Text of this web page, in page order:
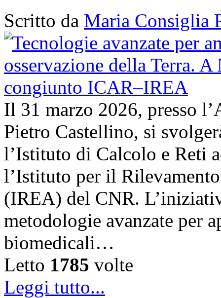
Scritto da Maria Consiglia
Il 31 marzo 2026, presso
Pietro Castellino, si
l’Istituto di Calcolo e Reti
l’Istituto per il
(IREA) del CNR.
metodologie avanzate per
biomedicali…
Letto 1785 volte
Leggi tutto...